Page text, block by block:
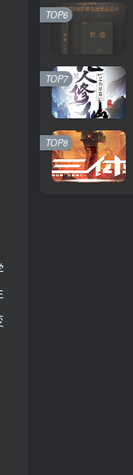
TOP6
TOP7
TOP8